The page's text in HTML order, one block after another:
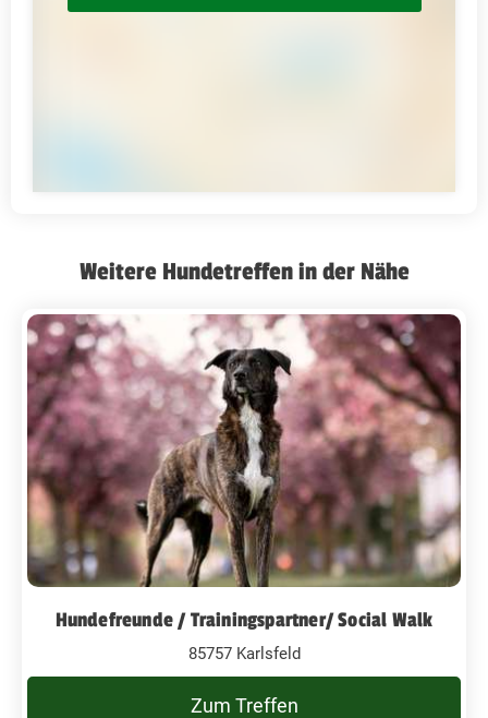
Weitere Hundetreffen in der Nähe
Hundefreunde / Trainingspartner/ Social Walk
85757 Karlsfeld
Zum Treffen